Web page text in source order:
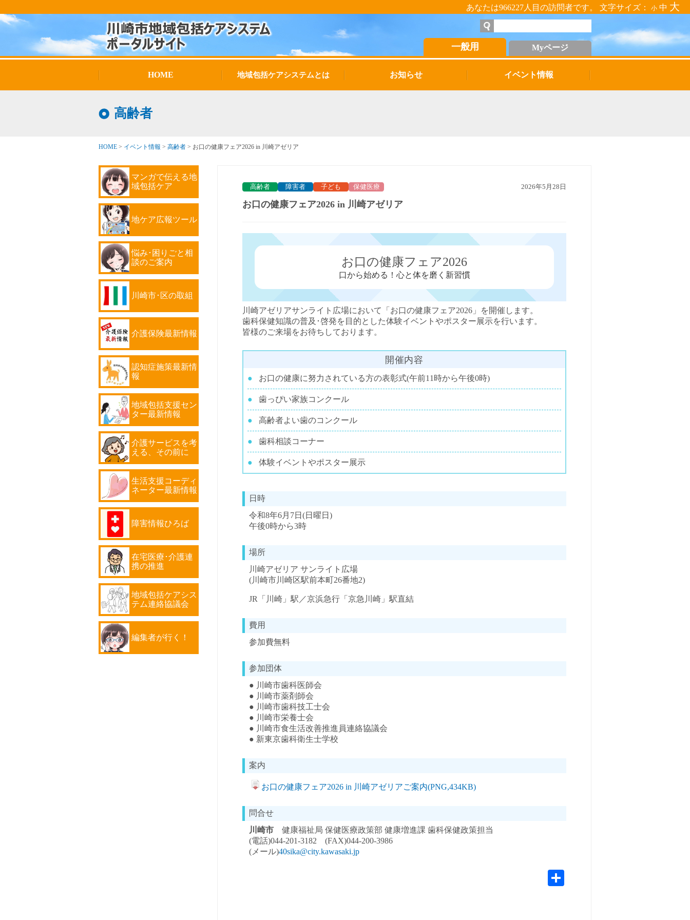
あなたは966227人目の訪問者です。 文字サイズ： 小 中 大
一般用 Myページ
HOME 地域包括ケアシステムとは お知らせ イベント情報
高齢者
HOME > イベント情報 > 高齢者 > お口の健康フェア2026 in 川崎アゼリア
マンガで伝える地
域包括ケア
地ケア広報ツール
悩み･困りごと相
談のご案内
川崎市･区の取組
介護保険最新情報
認知症施策最新情
報
地域包括支援セン
ター最新情報
介護サービスを考
える、その前に
生活支援コーディ
ネーター最新情報
障害情報ひろば
在宅医療･介護連
携の推進
地域包括ケアシス
テム連絡協議会
編集者が行く！
高齢者 障害者 子ども 保健医療 2026年5月28日
お口の健康フェア2026 in 川崎アゼリア
お口の健康フェア2026
口から始める！心と体を磨く新習慣
川崎アゼリアサンライト広場において「お口の健康フェア2026」を開催します。
歯科保健知識の普及･啓発を目的とした体験イベントやポスター展示を行います。
皆様のご来場をお待ちしております。
開催内容
お口の健康に努力されている方の表彰式(午前11時から午後0時)
歯っぴい家族コンクール
高齢者よい歯のコンクール
歯科相談コーナー
体験イベントやポスター展示
日時
令和8年6月7日(日曜日)
午後0時から3時
場所
川崎アゼリア サンライト広場
(川崎市川崎区駅前本町26番地2)
JR「川崎」駅／京浜急行「京急川崎」駅直結
費用
参加費無料
参加団体
● 川崎市歯科医師会
● 川崎市薬剤師会
● 川崎市歯科技工士会
● 川崎市栄養士会
● 川崎市食生活改善推進員連絡協議会
● 新東京歯科衛生士学校
案内
お口の健康フェア2026 in 川崎アゼリアご案内(PNG,434KB)
問合せ
川崎市 健康福祉局 保健医療政策部 健康増進課 歯科保健政策担当
(電話)044-201-3182 (FAX)044-200-3986
(メール)40sika@city.kawasaki.jp